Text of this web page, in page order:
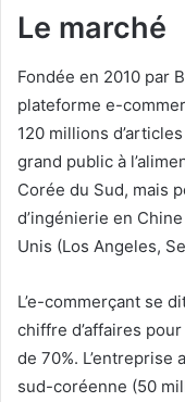
Le marché
Fondée en 2010 par
plateforme e-
120 millions
grand public à
Corée du Sud, mais
d’ingénierie en
Unis (Los Angeles,
L’e-commerçant se
chiffre d’affaires
de 70%.
sud-coréenne (50